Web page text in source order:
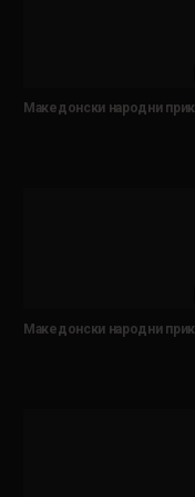
Македонски народни
Македонски народни